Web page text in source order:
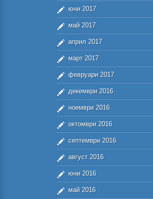
юни 2017
май 2017
април 2017
март 2017
февруари 2017
декември 2016
ноември 2016
октомври 2016
септември 2016
август 2016
юни 2016
май 2016